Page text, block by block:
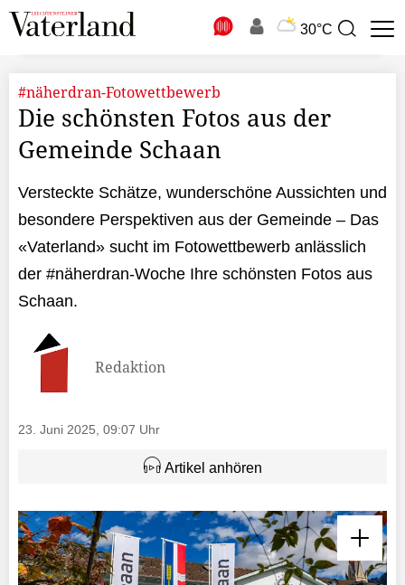
30°C
Suchbegriff
#näherdran-Fotowettbewerb
Die schönsten Fotos aus der
Gemeinde Schaan
Versteckte Schätze, wunderschöne Aussichten und
besondere Perspektiven aus der Gemeinde – Das
«Vaterland» sucht im Fotowettbewerb anlässlich
der #näherdran-Woche Ihre schönsten Fotos aus
Schaan.
23. Juni 2025, 09:07 Uhr
Redaktion
Artikel anhören